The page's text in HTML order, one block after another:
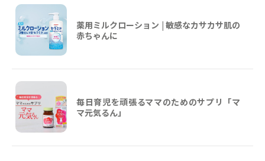
薬用ミルクローション | 敏感なカサカサ肌の
赤ちゃんに
毎日育児を頑張るママのためのサプリ「マ
マ元気るん」